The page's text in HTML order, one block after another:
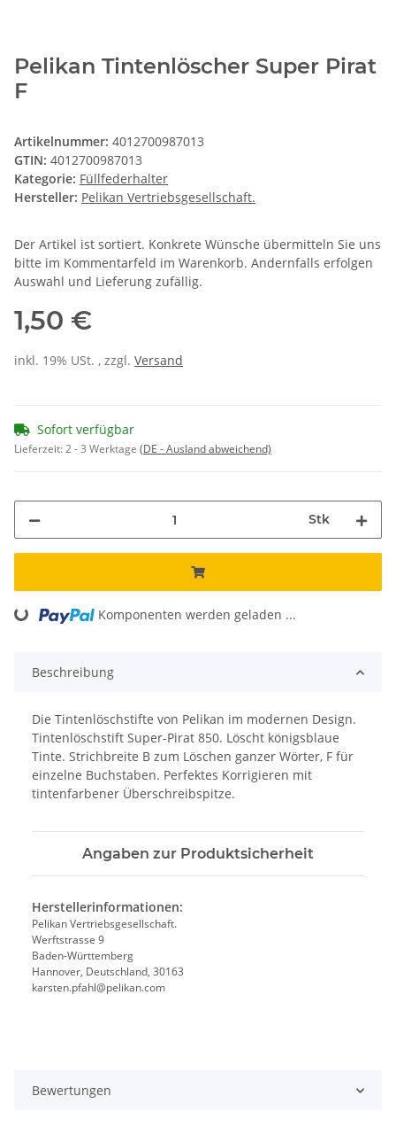
Pelikan Tintenlöscher Super Pirat
F
Artikelnummer: 4012700987013
GTIN: 4012700987013
Kategorie: Füllfederhalter
Hersteller: Pelikan Vertriebsgesellschaft.
Der Artikel ist sortiert. Konkrete Wünsche übermitteln Sie uns
bitte im Kommentarfeld im Warenkorb. Andernfalls erfolgen
Auswahl und Lieferung zufällig.
1,50 €
inkl. 19% USt. , zzgl. Versand
Sofort verfügbar
Lieferzeit:2 - 3 Werktage (DE - Ausland abweichend)
Stk
Komponenten werden geladen ...
Beschreibung
Die Tintenlöschstifte von Pelikan im modernen Design.
Tintenlöschstift Super-Pirat 850. Löscht königsblaue
Tinte. Strichbreite B zum Löschen ganzer Wörter, F für
einzelne Buchstaben. Perfektes Korrigieren mit
tintenfarbener Überschreibspitze.
Angaben zur Produktsicherheit
Herstellerinformationen:
Pelikan Vertriebsgesellschaft.
Werftstrasse 9
Baden-Württemberg
Hannover, Deutschland, 30163
karsten.pfahl@pelikan.com
Bewertungen